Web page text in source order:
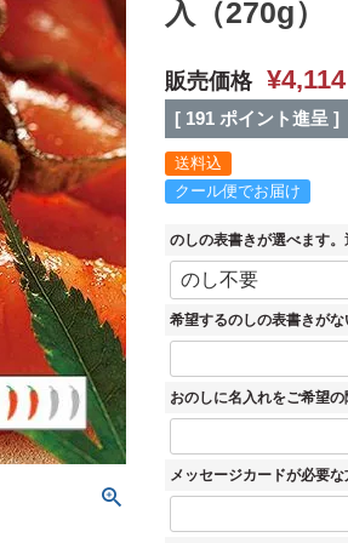
入（270g）
販売価格 ¥4,114
[ 191 ポイント進呈 ]
送料込
クール便でお届け
のしの表書きが選べます
希望するのしの表書きが
おのしに名入れをご希望の
メッセージカードが必要